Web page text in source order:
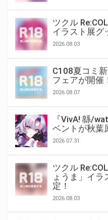
ツクル
イラスト展グ
2026.08.03
C108夏コミ
フェアが開催
2026.08.07
『VivA! 緜/
ベントが秋葉
2026.07.31
ツクル
ょうま」イ
定！
2026.08.03